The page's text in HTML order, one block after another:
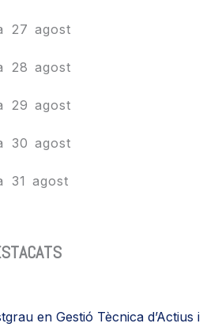
27 agost
28 agost
29 agost
30 agost
31 agost
en Gestió Tècnica d’Actius i